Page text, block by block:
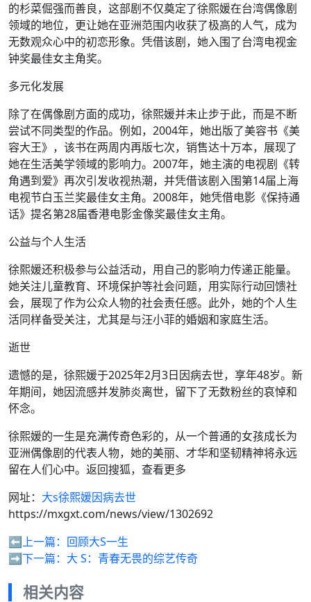
的杉菜倔强而善良，这部剧不仅奠定了徐熙媛在台湾偶像剧
领域的地位，更让她在亚洲范围内收获了极高的人气，成为
无数观众心中的初恋形象。凭借该剧，她入围了台湾电视金
钟奖最佳女主角奖。
多元化发展
除了在偶像剧方面的成功，徐熙媛并未止步于此，而是不断
尝试不同类型的作品。例如，2004年，她出版了美容书《美
容大王》，该书在两周内再版七次，销售达十万本，展现了
她在生活美学领域的影响力。2007年，她主演的电视剧《转
角遇到爱》再次引发收视热潮，并凭借该剧入围第14届上海
电视节白玉兰奖最佳女主角。2008年，她凭借电影《保持通
话》提名第28届香港电影金像奖最佳女主角。
公益与个人生活
徐熙媛还积极参与公益活动，用自己的影响力传递正能量。
她关注儿童教育、环境保护等社会问题，用实际行动回馈社
会，展现了作为公众人物的社会责任感。此外，她的个人生
活同样备受关注，尤其是与汪小菲的婚姻和家庭生活。
逝世
遗憾的是，徐熙媛于2025年2月3日因病去世，享年48岁。新
年期间，她因流感并发肺炎离世，留下了无数粉丝的哀悼和
怀念。
徐熙媛的一生是充满传奇色彩的，从一个普通的女孩成长为
亚洲偶像剧的代表人物，她的美丽、才华和坚韧精神将永远
留在人们心中。返回搜狐，查看更多
网址： 大s徐熙媛因病去世
https://mxgxt.com/news/view/1302692
⬅️上一篇： 回顾大S一生
➡️下一篇： 大 S：青春无畏的综艺传奇
相关内容